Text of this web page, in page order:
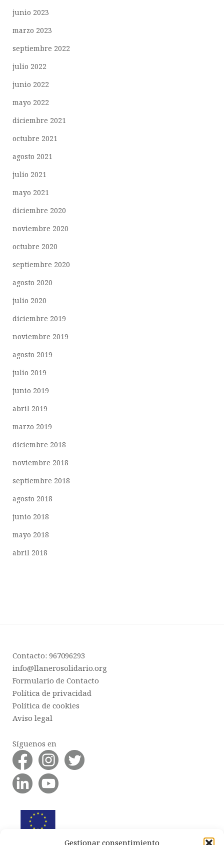
Gestionar consentimiento
junio 2023
marzo 2023
septiembre 2022
julio 2022
junio 2022
mayo 2022
diciembre 2021
octubre 2021
agosto 2021
julio 2021
mayo 2021
diciembre 2020
noviembre 2020
octubre 2020
septiembre 2020
agosto 2020
julio 2020
diciembre 2019
noviembre 2019
agosto 2019
julio 2019
junio 2019
abril 2019
marzo 2019
diciembre 2018
noviembre 2018
septiembre 2018
agosto 2018
junio 2018
mayo 2018
abril 2018
Contacto: 967096293
info@llanerosolidario.org
Formulario de Contacto
Política de privacidad
Política de cookies
Aviso legal
Síguenos en